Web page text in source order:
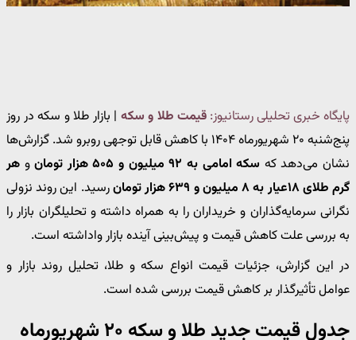
پایگاه خبری تحلیلی رستانیوز: قیمت طلا و سکه | بازار طلا و سکه در روز
پنج‌شنبه ۲۰ شهریورماه ۱۴۰۴ با کاهش قابل توجهی روبرو شد. گزارش‌ها
نشان می‌دهد که سکه امامی به ۹۲ میلیون و ۵۰۵ هزار تومان و هر
گرم طلای ۱۸عیار به ۸ میلیون و ۶۳۹ هزار تومان
رسید. این روند نزولی
نگرانی سرمایه‌گذاران و خریداران را به همراه داشته و تحلیلگران بازار را
به بررسی علت کاهش قیمت و پیش‌بینی آینده بازار واداشته است.
در این گزارش، جزئیات قیمت انواع سکه و طلا، تحلیل روند بازار و
عوامل تأثیرگذار بر کاهش قیمت بررسی شده است.
جدول قیمت جدید طلا و سکه ۲۰ شهریورماه